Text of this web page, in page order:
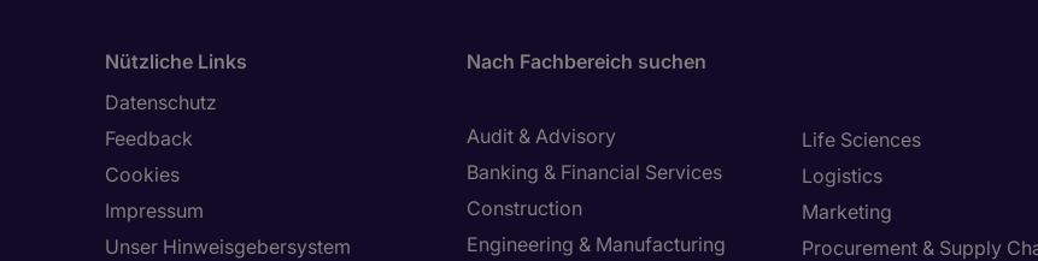
Nützliche Links
Datenschutz
Feedback
Cookies
Impressum
Unser Hinweisgebersystem
Nach Fachbereich suchen
Audit & Advisory
Banking & Financial Services
Construction
Engineering & Manufacturing
Life Sciences
Logistics
Marketing
Procurement & Supply